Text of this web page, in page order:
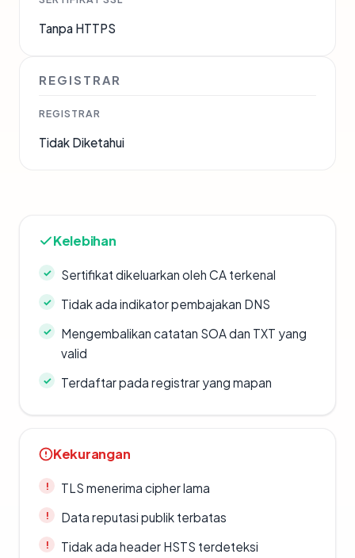
Tanpa HTTPS
REGISTRAR
REGISTRAR
Tidak Diketahui
Kelebihan
Sertifikat dikeluarkan oleh CA terkenal
Tidak ada indikator pembajakan DNS
Mengembalikan catatan SOA dan TXT yang
valid
Terdaftar pada registrar yang mapan
Kekurangan
TLS menerima cipher lama
Data reputasi publik terbatas
Tidak ada header HSTS terdeteksi